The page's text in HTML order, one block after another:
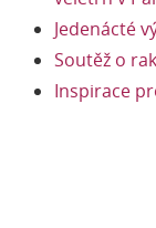
Jedenácté
Soutěž o
Inspirace